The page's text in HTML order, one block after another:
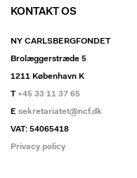
KONTAKT OS
NY CARLSBERGFONDET
Brolæggerstræde 5
1211 København K
T+45 33 11 37 65
E sekretariatet@ncf.dk
VAT: 54065418
Privacy policy